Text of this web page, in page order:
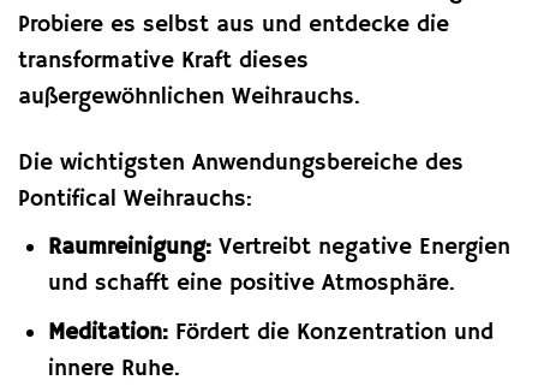
Probiere es selbst aus und entdecke die
transformative Kraft dieses
außergewöhnlichen Weihrauchs.
Die wichtigsten Anwendungsbereiche des
Pontifical Weihrauchs:
Raumreinigung:Vertreibt negative Energien
und schafft eine positive Atmosphäre.
Meditation:Fördert die Konzentration und
innere Ruhe.